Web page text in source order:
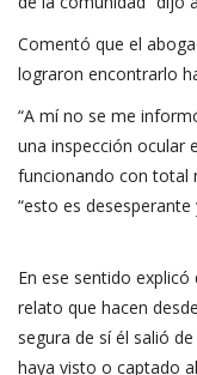
Comentó que el
lograron encontrarlo
“A mí no se me
una inspección ocular
funcionando con total
“esto es
En ese sentido
relato que hacen
segura de sí él salió
haya visto o captado